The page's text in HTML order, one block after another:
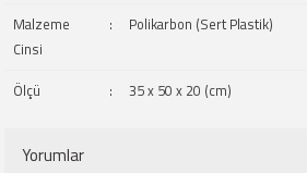
Malzeme
Cinsi
: Polikarbon (Sert Plastik)
Ölçü : 35 x 50 x 20 (cm)
Yorumlar